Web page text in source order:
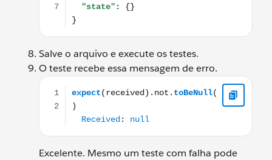
Salve o arquivo e execute os testes.
O teste recebe essa mensagem de erro.
expect(received).not.toBeNull() Received: null
Excelente. Mesmo um teste com falha pode